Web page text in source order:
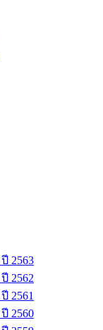
2563
2562
2561
2560